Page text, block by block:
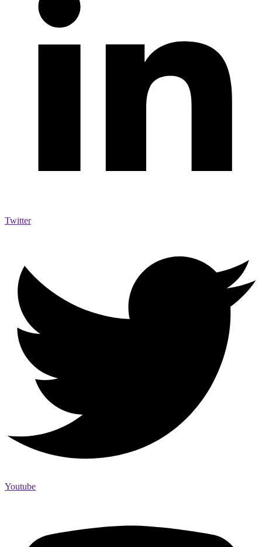
Twitter
Youtube